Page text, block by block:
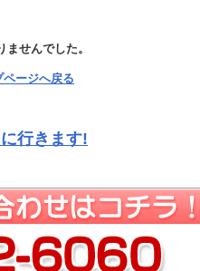
せんでした。
ージへ戻る
行きます!